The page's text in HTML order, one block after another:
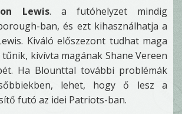
Lewis. a futóhelyzet mindig
ban, és ezt kihasználhatja a
Kiváló előszezont tudhat maga
kivívta magának Shane Vereen
Ha Blounttal további problémák
lehet, hogy ő lesz a
futó az idei Patriots-ban.